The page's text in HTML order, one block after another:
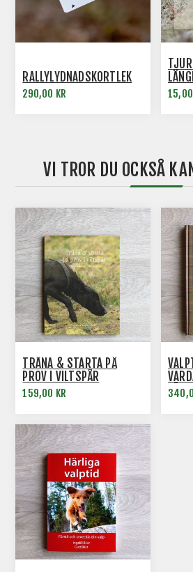
RALLYLYDNADSKORTLEK
290,00 KR 15,00
VI TROR DU OCKSÅ
TRÄNA & STARTA PÅ
PROV I VILTSPÅR
159,00 KR